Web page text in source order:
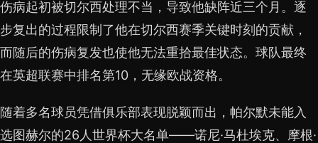
伤病起初被切尔西处理不当，导致他缺阵近三个月。逐
步复出的过程限制了他在切尔西赛季关键时刻的贡献，
而随后的伤病复发也使他无法重拾最佳状态。球队最终
在英超联赛中排名第10，无缘欧战资格。
随着多名球员凭借俱乐部表现脱颖而出，帕尔默未能入
选图赫尔的26人世界杯大名单——诺尼·马杜埃克、摩根·